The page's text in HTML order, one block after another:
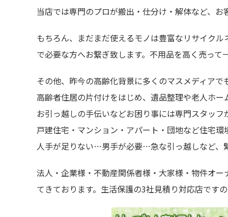
当店では専門のプロが搬出・仕分け・解体など、
もちろん、まだまだ使えるモノは豊富なリサイク
で必要な方へお繋ぎ致します。不用品を高く売って
その他、昨今の高齢化背景に多くのマスメディア
高齢者住居の片付けをはじめ、遺品整理や老人ホ
お引っ越しの手伝いなどお困り事には専門スタッ
戸建住宅・マンション・アパート・団地など住宅
人手が足りない…男手が必要…急な引っ越しなど、
法人・企業様・不動産関係者様・大家様・物件オ
てきております。生活保護の3社見積り対応店です